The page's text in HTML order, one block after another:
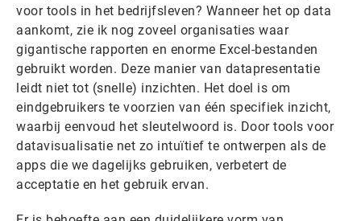
voor tools in het bedrijfsleven? Wanneer het op data
aankomt, zie ik nog zoveel organisaties waar
gigantische rapporten en enorme Excel-bestanden
gebruikt worden. Deze manier van datapresentatie
leidt niet tot (snelle) inzichten. Het doel is om
eindgebruikers te voorzien van één specifiek inzicht,
waarbij eenvoud het sleutelwoord is. Door tools voor
datavisualisatie net zo intuïtief te ontwerpen als de
apps die we dagelijks gebruiken, verbetert de
acceptatie en het gebruik ervan.